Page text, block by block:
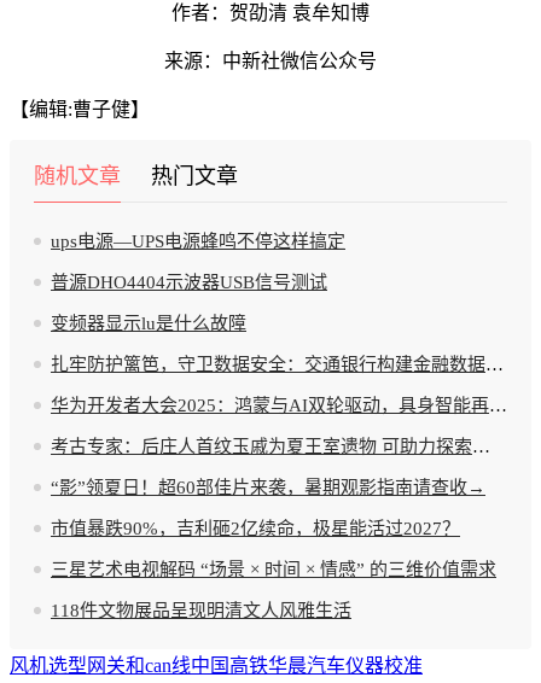
作者：贺劭清 袁牟知博
来源：中新社微信公众号
【编辑:曹子健】
随机文章 热门文章
ups电源—UPS电源蜂鸣不停这样搞定
普源DHO4404示波器USB信号测试
变频器显示lu是什么故障
扎牢防护篱笆，守卫数据安全：交通银行构建金融数据安全新范式
华为开发者大会2025：鸿蒙与AI双轮驱动，具身智能再加码
考古专家：后庄人首纹玉戚为夏王室遗物 可助力探索夏文化
“影”领夏日！超60部佳片来袭，暑期观影指南请查收→
市值暴跌90%，吉利砸2亿续命，极星能活过2027？
三星艺术电视解码 “场景 × 时间 × 情感” 的三维价值需求
118件文物展品呈现明清文人风雅生活
风机选型 网关和can线中国高铁华晨汽车仪器校准